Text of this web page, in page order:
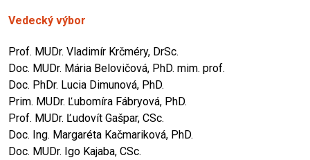
Vedecký výbor
Prof. MUDr. Vladimír Krčméry, DrSc.
Doc. MUDr. Mária Belovičová, PhD. mim. prof.
Doc. PhDr. Lucia Dimunová, PhD.
Prim. MUDr. Ľubomíra Fábryová, PhD.
Prof. MUDr. Ľudovít Gašpar, CSc.
Doc. Ing. Margaréta Kačmariková, PhD.
Doc. MUDr. Igo Kajaba, CSc.